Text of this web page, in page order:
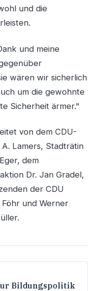
und die
und meine
wären wir sicherlich
um die gewohnte
Sicherheit ärmer."
von dem CDU-
Lamers, Stadträtin
dem
Dr. Jan Gradel,
der CDU
und Werner
Bildungspolitik